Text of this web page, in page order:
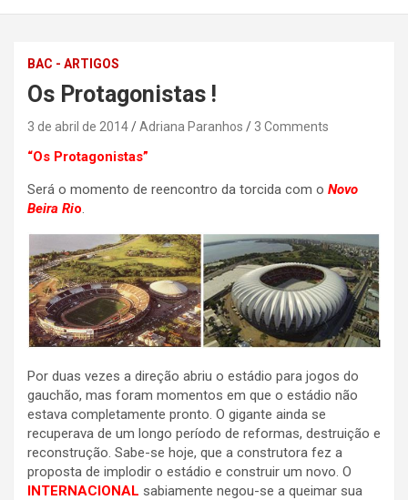
BAC - ARTIGOS
Os Protagonistas !
3 de abril de 2014 Adriana Paranhos 3 Comments
“Os Protagonistas”
Será o momento de reencontro da torcida com o Novo
Beira Rio.
Por duas vezes a direção abriu o estádio para jogos do
gauchão, mas foram momentos em que o estádio não
estava completamente pronto. O gigante ainda se
recuperava de um longo período de reformas, destruição e
reconstrução. Sabe-se hoje, que a construtora fez a
proposta de implodir o estádio e construir um novo. O
INTERNACIONAL sabiamente negou-se a queimar sua